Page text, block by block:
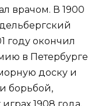
врачом. В 1900
году окончил
в Петербурге
доску и
борьбой,